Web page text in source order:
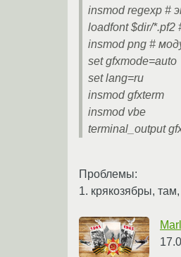
insmod regexp #
loadfont $dir/
insmod png #
set gfxmode=auto
set lang=ru
insmod gfxterm
insmod vbe
terminal_output
Проблемы:
1. крякозябры, там,